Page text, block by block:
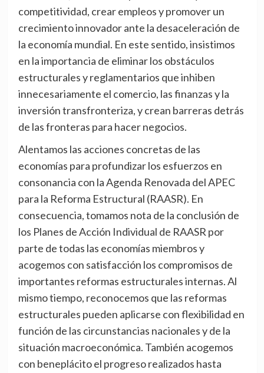
competitividad, crear empleos y promover un
crecimiento innovador ante la desaceleración de
la economía mundial. En este sentido, insistimos
en la importancia de eliminar los obstáculos
estructurales y reglamentarios que inhiben
innecesariamente el comercio, las finanzas y la
inversión transfronteriza, y crean barreras detrás
de las fronteras para hacer negocios.
Alentamos las acciones concretas de las
economías para profundizar los esfuerzos en
consonancia con la Agenda Renovada del APEC
para la Reforma Estructural (RAASR). En
consecuencia, tomamos nota de la conclusión de
los Planes de Acción Individual de RAASR por
parte de todas las economías miembros y
acogemos con satisfacción los compromisos de
importantes reformas estructurales internas. Al
mismo tiempo, reconocemos que las reformas
estructurales pueden aplicarse con flexibilidad en
función de las circunstancias nacionales y de la
situación macroeconómica. También acogemos
con beneplácito el progreso realizados hasta